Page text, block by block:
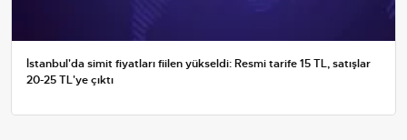
İstanbul'da simit fiyatları fiilen yükseldi: Resmi tarife 15 TL, satışlar
20-25 TL'ye çıktı